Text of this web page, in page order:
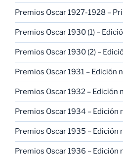
Premios Oscar 1927-1928 –
Premios Oscar 1930 (1) –
Premios Oscar 1930 (2) –
Premios Oscar 1931 – Edición
Premios Oscar 1932 – Edición
Premios Oscar 1934 – Edición
Premios Oscar 1935 – Edición
Premios Oscar 1936 – Edición